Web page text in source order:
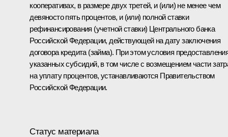
кооперативах, в размере двух третей, и (или) не менее чем
девяносто пять процентов, и (или) полной ставки
рефинансирования (учетной ставки) Центрального банка
Российской Федерации, действующей на дату заключения
договора кредита (займа). При этом условия
указанных субсидий, в том числе с возмещением части
на уплату процентов, устанавливаются Правительством
Российской Федерации.
Статус материала